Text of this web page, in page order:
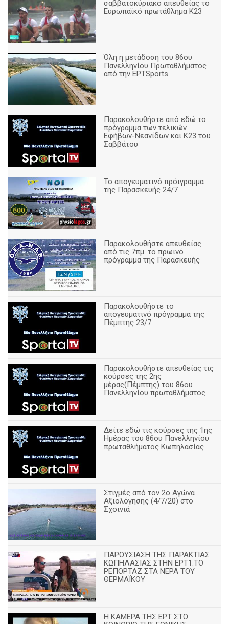
σαββατοκύριακο απευθείας το
Ευρωπαϊκό πρωτάθλημα Κ23
Όλη η μετάδοση του 86ου
Πανελληνίου Πρωταθλήματος
από την ΕΡΤSports
Παρακολουθήστε από εδώ το
πρόγραμμα των τελικών
Εφήβων-Νεανίδων και Κ23 του
Σαββάτου
Το απογευματινό πρόιγραμμα
της Παρασκευής 24/7
Παρακολουθήστε απευθείας
από τις 7πμ. το πρωινό
πρόγραμμα της Παρασκευής
Παρακολουθήστε το
απογευματινό πρόγραμμα της
Πέμπτης 23/7
Παρακολουθήστε απευθείας τις
κούρσες της 2ης
μέρας(Πέμπτης) του 86ου
Πανελληνίου πρωταθλήματος
Δείτε εδώ τις κούρσες της 1ης
Ημέρας του 86ου Πανελληνίου
πρωταθλήματος Κωπηλασίας
Στιγμές από τον 2ο Αγώνα
Αξιολόγησης (4/7/20) στο
Σχοινιά
ΠΑΡΟΥΣΙΑΣΗ ΤΗΣ ΠΑΡΑΚΤΙΑΣ
ΚΩΠΗΛΑΣΙΑΣ ΣΤΗΝ ΕΡΤ1.ΤΟ
ΡΕΠΟΡΤΑΖ ΣΤΑ ΝΕΡΑ ΤΟΥ
ΘΕΡΜΑΪΚΟΥ
Η ΚΑΜΕΡΑ ΤΗΣ ΕΡΤ ΣΤΟ